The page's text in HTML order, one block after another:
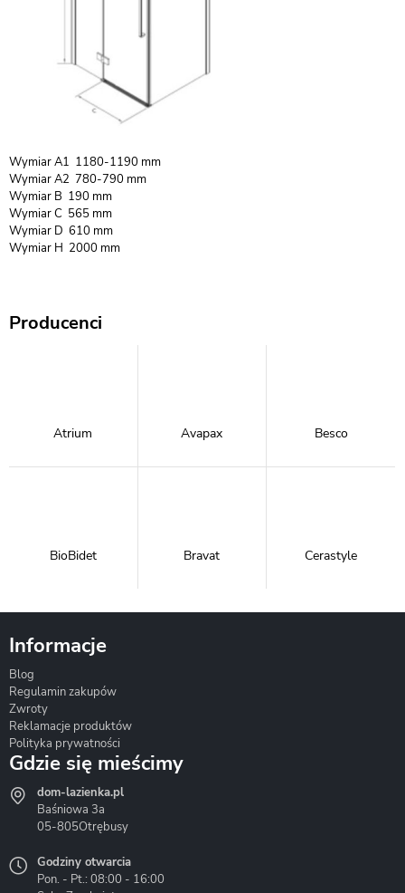
Wymiar A1 1180-1190 mm
Wymiar A2 780-790 mm
Wymiar B 190 mm
Wymiar C 565 mm
Wymiar D 610 mm
Wymiar H 2000 mm
Producenci
Atrium Avapax Besco
BioBidet Bravat Cerastyle
Hydrostop
Informacje
Blog
Regulamin zakupów
Zwroty
Reklamacje produktów
Polityka prywatności
Gdzie się mieścimy
dom-lazienka.pl
Baśniowa 3a
05-805Otrębusy
Godziny otwarcia
Pon. - Pt.: 08:00 - 16:00